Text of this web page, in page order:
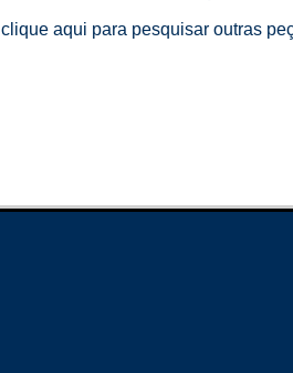
clique aqui para pesquisar outras